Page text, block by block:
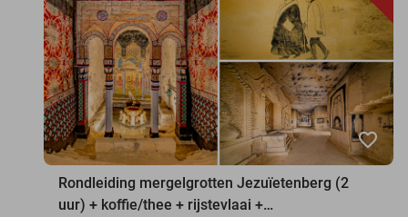
favorite_border
Rondleiding mergelgrotten Jezuïetenberg (2
uur) + koffie/thee + rijstevlaai +